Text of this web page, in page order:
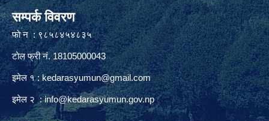
सम्पर्क विवरण
फाे न : ९८५८४५४८३५
टोल फ्री नं. 18105000043
इमेल १ :kedarasyumun@gmail.com
इमेल २ :info@kedarasyumun.gov.np